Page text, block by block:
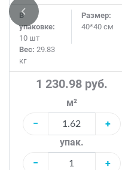
В
упаковке:
10 шт
Размер:
40*40 см
Вес: 29.83
кг
1 230.98 руб.
м²
−
+
упак.
−
+